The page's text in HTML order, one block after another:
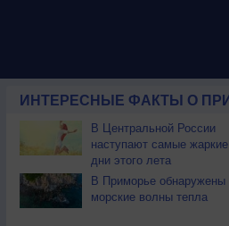
ИНТЕРЕСНЫЕ ФАКТЫ О
В Центральной России
наступают самые жаркие
дни этого лета
В Приморье обнаружены
морские волны тепла